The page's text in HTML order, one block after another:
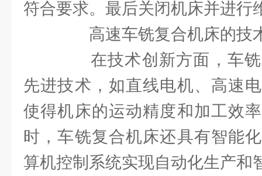
符合要求。最后关闭机床并进行
高速车铣复合机床的技
在技术创新方面，车铣
先进技术，如直线电机、高速
使得机床的运动精度和加工效
时，车铣复合机床还具有智能
算机控制系统实现自动化生产和